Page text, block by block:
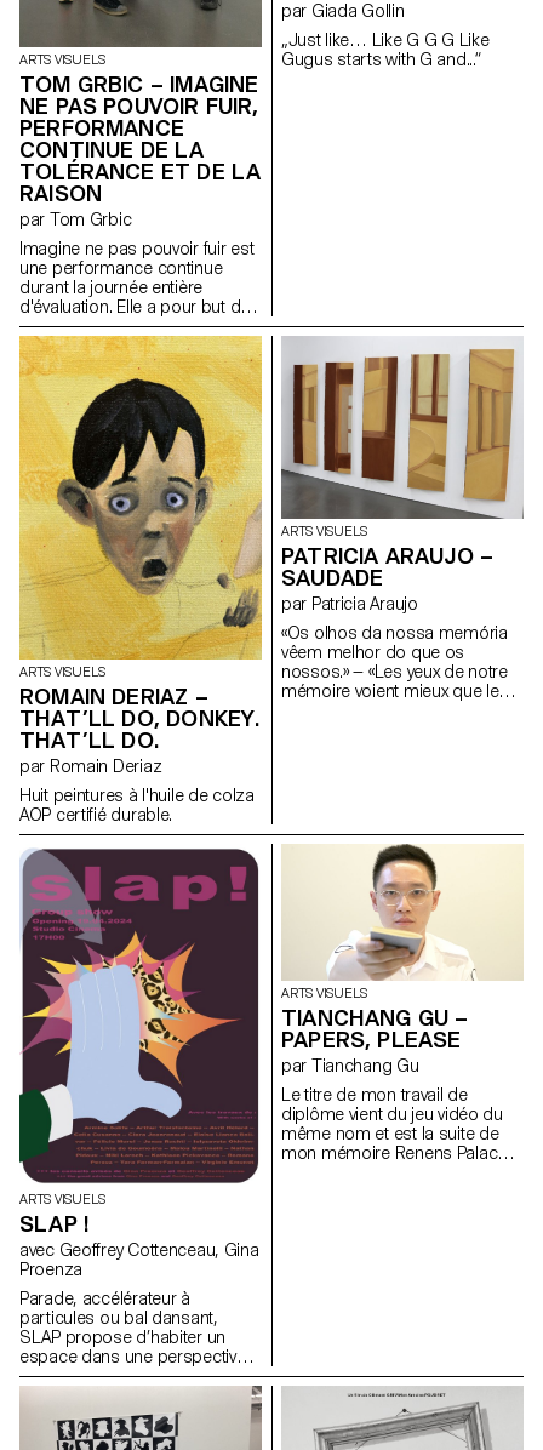
ARTS VISUELS
TOM GRBIC – IMAGINE
NE PAS POUVOIR FUIR,
PERFORMANCE
CONTINUE DE LA
TOLÉRANCE ET DE LA
RAISON
par Tom Grbic
Imagine ne pas pouvoir fuir est
une performance continue
durant la journée entière
d'évaluation. Elle a pour but de
montrer le principe de "travail
trans" théorisé par Josephine
Gilles Harris en 2019. J. G.
Harris met entre autre en
lumière le fait que les
personnes queer se doivent
d'entretenir un état constant
performatif afin de pouvoir
naviguer le monde de manière
"compréhensible". Avec une
activation de textes de Laurène
Marx, Tom Grbic, Josephine
Gilles Harris et Adel Tincelin,
c'est aussi un effort pour
s'inscrire dans une lignée, une
Histoire queer critique et
chaleureuse.
par Giada Gollin
„Just like… Like G G G Like
Gugus starts with G and...“
ARTS VISUELS
ROMAIN DERIAZ –
THAT’LL DO, DONKEY.
THAT’LL DO.
par Romain Deriaz
Huit peintures à l'huile de colza
AOP certifié durable.
ARTS VISUELS
PATRICIA ARAUJO –
SAUDADE
par Patricia Araujo
«Os olhos da nossa memória
vêem melhor do que os
nossos.» — «Les yeux de notre
mémoire voient mieux que les
ARTS VISUELS
SLAP !
avec Geoffrey Cottenceau, Gina
Proenza
Parade, accélérateur à
particules ou bal dansant,
SLAP propose d’habiter un
espace dans une perspective
gravitationnelle. Les oeuvres,
frontière entre deux et trois
dimensions, sont soumises
ARTS VISUELS
TIANCHANG GU –
PAPERS, PLEASE
par Tianchang Gu
Le titre de mon travail de
diplôme vient du jeu vidéo du
même nom et est la suite de
mon mémoire Renens Palace,
deviennent une chorégraphie.
Les documents officiels
deviennent poèmes. Les motifs
administratifs, symboles de